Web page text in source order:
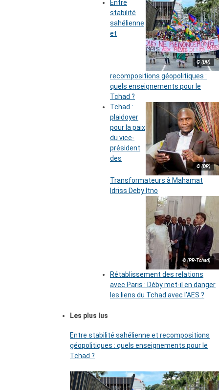
© (DR)
Entre
stabilité
sahélienne
et
recompositions géopolitiques :
quels enseignements pour le
Tchad ?
© (DR)
Tchad :
plaidoyer
pour la paix
du vice-
président
des
Transformateurs à Mahamat
Idriss Deby Itno
© (PR-Tchad)
Rétablissement des relations
avec Paris : Déby met-il en danger
les liens du Tchad avec l’AES ?
Les plus lus
Entre stabilité sahélienne et recompositions
géopolitiques : quels enseignements pour le
Tchad ?